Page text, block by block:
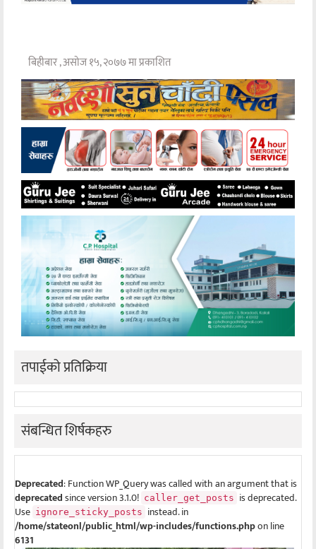
बिहीबार , असोज १५, २०७७ मा प्रकाशित
तपाईको प्रतिक्रिया
संबन्धित शिर्षकहरु
Deprecated: Function WP_Query was called with an argument that is
deprecatedsince version 3.1.0! caller_get_posts is deprecated.
Use ignore_sticky_posts instead. in
/home/stateonl/public_html/wp-includes/functions.phpon line
6131